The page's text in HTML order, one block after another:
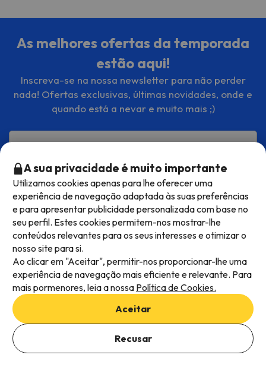
As melhores ofertas da temporada
estão aqui!
Inscreva-se na nossa newsletter para não perder
nada! Ofertas exclusivas, últimas novidades, onde e
quando está a nevar e muito mais ;)
Introduza o seu e-mail
Inscrever-me!
Ao clicar em ''Inscrever-me'' confirma ter lido e estar de acordo com
aPolítica de Privacidade.
Opinião dos nossos clientes
M
A sua privacidade é muito importante
Utilizamos cookies apenas para lhe oferecer uma
experiência de navegação adaptada às suas preferências
e para apresentar publicidade personalizada com base no
seu perfil. Estes cookies permitem-nos mostrar-lhe
conteúdos relevantes para os seus interesses e otimizar o
nosso site para si.
Ao clicar em "Aceitar", permitir-nos proporcionar-lhe uma
experiência de navegação mais eficiente e relevante. Para
mais pormenores, leia a nossa Política de Cookies.
Aceitar
Recusar